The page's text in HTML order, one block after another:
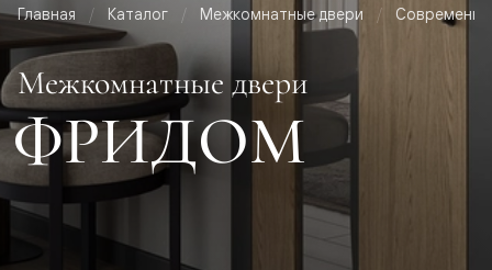
Главная Каталог Межкомнатные двери
Межкомнатные двери
ФРИДОМ